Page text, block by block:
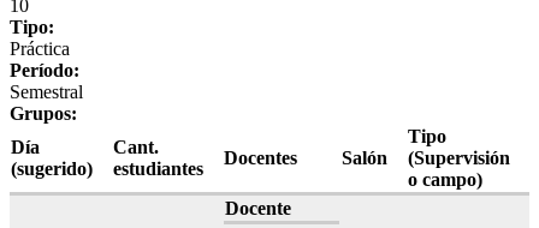
10
Tipo:
Práctica
Período:
Semestral
Grupos:
Día
(sugerido)
Cant.
estudiantes
Docentes Salón
Tipo
(Supervisión
o campo)
Docente